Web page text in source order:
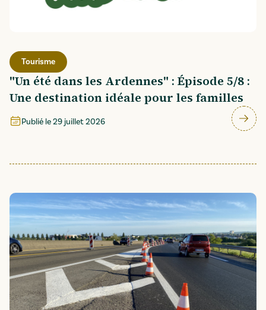
Tourisme
"Un été dans les Ardennes" : Épisode 5/8 :
Une destination idéale pour les familles
Publié le29 juillet 2026